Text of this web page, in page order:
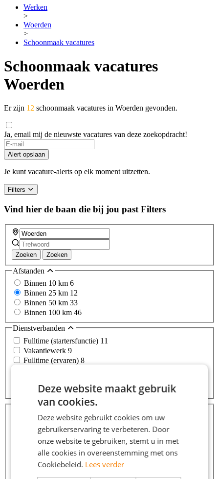
Werken
>
Woerden
>
Schoonmaak vacatures
Schoonmaak vacatures
Woerden
Er zijn 12 schoonmaak vacatures in Woerden gevonden.
Ja, email mij de nieuwste vacatures van deze zoekopdracht!
If
you
are
a
ignore
this
field
Alert opslaan
Je kunt vacature-alerts op elk moment uitzetten.
Filters
Vind hier de baan die bij jou past Filters
Zoeken Zoeken
Afstanden
Binnen 10 km 6
Binnen 25 km 12
Binnen 50 km 33
Binnen 100 km 46
Dienstverbanden
Fulltime (startersfunctie) 11
Vakantiewerk 9
Fulltime (ervaren) 8
Beroepsgroepen
Transport / Logistiek / Chauffeur / Koerier100
Callcenter / Customer Service72
Commercieel / Verkoop / Inkoop
Winkelwerk / Retail / Detailhandel59
Zorg / Thuiszorg / Kinderopvang43
Schoonmaak / Facilitair12
Deze website maakt gebruik
van cookies.
Deze website gebruikt cookies om uw
gebruikerservaring te verbeteren. Door
onze website te gebruiken, stemt u in met
alle cookies in overeenstemming met ons
Cookiebeleid. Lees verder